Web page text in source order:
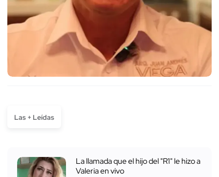
Las + Leídas
La llamada que el hijo del "R1" le hizo a
Valeria en vivo